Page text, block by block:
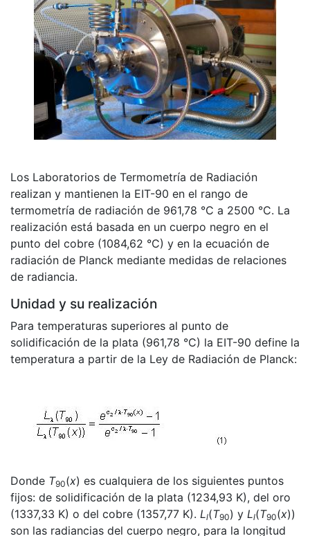
Los Laboratorios de Termometría de Radiación
realizan y mantienen la EIT-90 en el rango de
termometría de radiación de 961,78 °C a 2500 °C. La
realización está basada en un cuerpo negro en el
punto del cobre (1084,62 °C) y en la ecuación de
radiación de Planck mediante medidas de relaciones
de radiancia.
Unidad y su realización
Para temperaturas superiores al punto de
solidificación de la plata (961,78 °C) la EIT-90 define la
temperatura a partir de la Ley de Radiación de Planck:
Donde T90(x) es cualquiera de los siguientes puntos
fijos: de solidificación de la plata (1234,93 K), del oro
(1337,33 K) o del cobre (1357,77 K). Ll(T90) y Ll(T90(x))
son las radiancias del cuerpo negro, para la longitud